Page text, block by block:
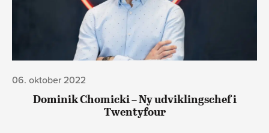
06. oktober 2022
Dominik Chomicki – Ny udviklingschef i
Twentyfour